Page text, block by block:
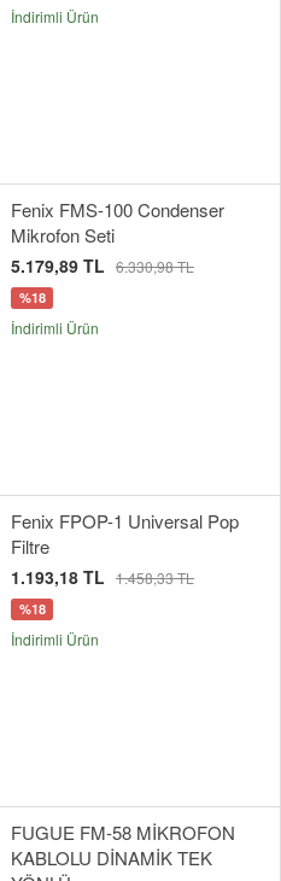
İndirimli Ürün
Fenix FMS-100 Condenser
Mikrofon Seti
5.179,89 TL 6.330,98 TL
%18
İndirimli Ürün
Fenix FPOP-1 Universal Pop
Filtre
1.193,18 TL 1.458,33 TL
%18
İndirimli Ürün
FUGUE FM-58 MİKROFON
KABLOLU DİNAMİK TEK